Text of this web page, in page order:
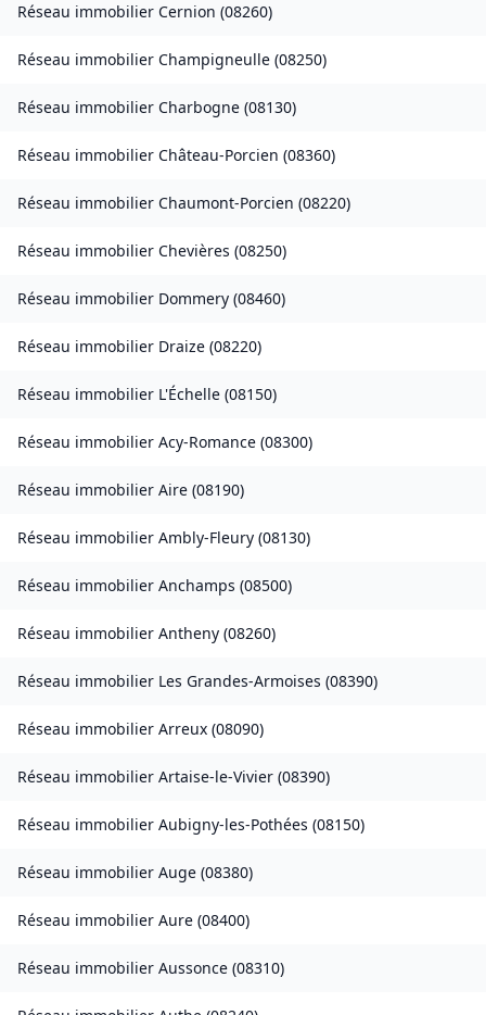
Réseau immobilier Cernion (08260)
Réseau immobilier Champigneulle (08250)
Réseau immobilier Charbogne (08130)
Réseau immobilier Château-Porcien (08360)
Réseau immobilier Chaumont-Porcien (08220)
Réseau immobilier Chevières (08250)
Réseau immobilier Dommery (08460)
Réseau immobilier Draize (08220)
Réseau immobilier L'Échelle (08150)
Réseau immobilier Acy-Romance (08300)
Réseau immobilier Aire (08190)
Réseau immobilier Ambly-Fleury (08130)
Réseau immobilier Anchamps (08500)
Réseau immobilier Antheny (08260)
Réseau immobilier Les Grandes-Armoises (08390)
Réseau immobilier Arreux (08090)
Réseau immobilier Artaise-le-Vivier (08390)
Réseau immobilier Aubigny-les-Pothées (08150)
Réseau immobilier Auge (08380)
Réseau immobilier Aure (08400)
Réseau immobilier Aussonce (08310)